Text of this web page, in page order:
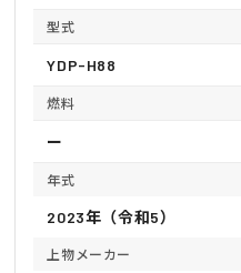
型式
YDP-H88
燃料
ー
年式
2023年（令和5）
上物メーカー